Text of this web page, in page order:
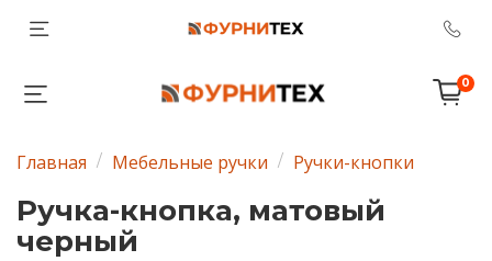
0
Главная Мебельные ручки Ручки-кнопки
Ручка-кнопка, матовый
черный